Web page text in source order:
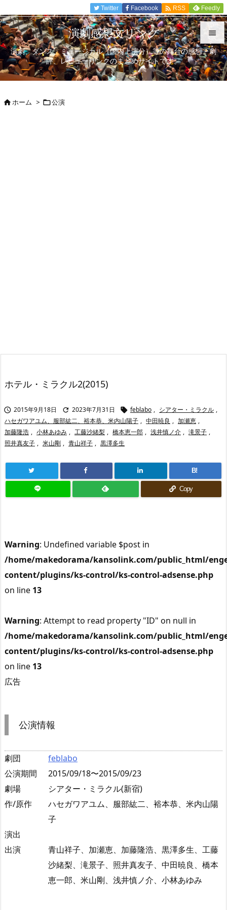


メニュ

Twitter Facebook  RSS Feedly
演劇感想文リンク
演劇、ダンス、ミュージカル（国内上演分）等の舞台の感想、劇
評、レビューリンクのまとめサイトです。
ホーム > 公演
ホテル・ミラクル2(2015)
 2015年9月18日  2023年7月31日  feblabo , シアター・ミラクル ,
ハセガワアユム、服部紘二、裕本恭、米内山陽子 , 中田暁良 , 加瀬恵 ,
加藤隆浩 , 小林あゆみ , 工藤沙緒梨 , 橋本恵一郎 , 浅井慎ノ介 , 滝景子 ,
照井真友子 , 米山剛 , 青山祥子 , 黒澤多生
B!
Copy
Warning: Undefined variable $post in
/home/makedorama/kansolink.com/public_html/
content/plugins/ks-control/ks-control-adsense.php
on line 13
Warning: Attempt to read property "ID" on null in
/home/makedorama/kansolink.com/public_html/
content/plugins/ks-control/ks-control-adsense.php
on line 13
広告
公演情報
劇団
feblabo
公演期間
2015/09/18〜2015/09/23
劇場
シアター・ミラクル(新宿)
作/原作
ハセガワアユム、服部紘二、裕本恭、米内山陽
子
演出
出演
青山祥子、加瀬恵、加藤隆浩、黒澤多生、工藤
沙緒梨、滝景子、照井真友子、中田暁良、橋本
恵一郎、米山剛、浅井慎ノ介、小林あゆみ